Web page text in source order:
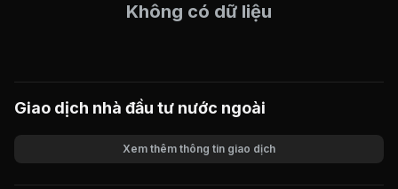
Không có dữ liệu
Giao dịch nhà đầu tư nước ngoài
Xem thêm thông tin giao dịch